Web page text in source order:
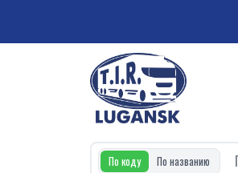
По коду По названию